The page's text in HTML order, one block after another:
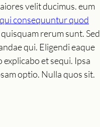
velit ducimus. eum
qui consequuntur quod
rerum sunt. Sed
qui. Eligendi eaque
explicabo et sequi. Ipsa
optio. Nulla quos sit.